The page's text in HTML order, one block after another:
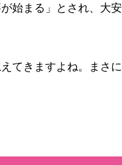
始まる」とされ、大安
てきますよね。まさに